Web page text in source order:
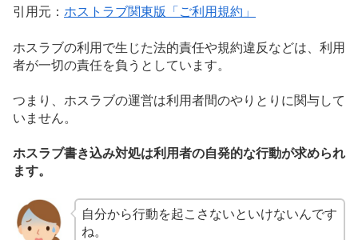
引用元： ホストラブ関東版「ご利用規約」
ホスラブの利用で生じた法的責任や規約違反などは、利用
者が一切の責任を負うとしています。
つまり、ホスラブの運営は利用者間のやりとりに関与して
いません。
ホスラブ書き込み対処は利用者の自発的な行動が求められ
ます。
自分から行動を起こさないといけないんです
ね。